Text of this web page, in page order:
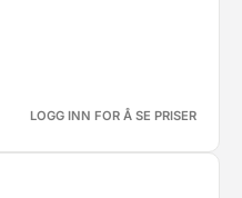
LOGG INN FOR Å SE PRISER